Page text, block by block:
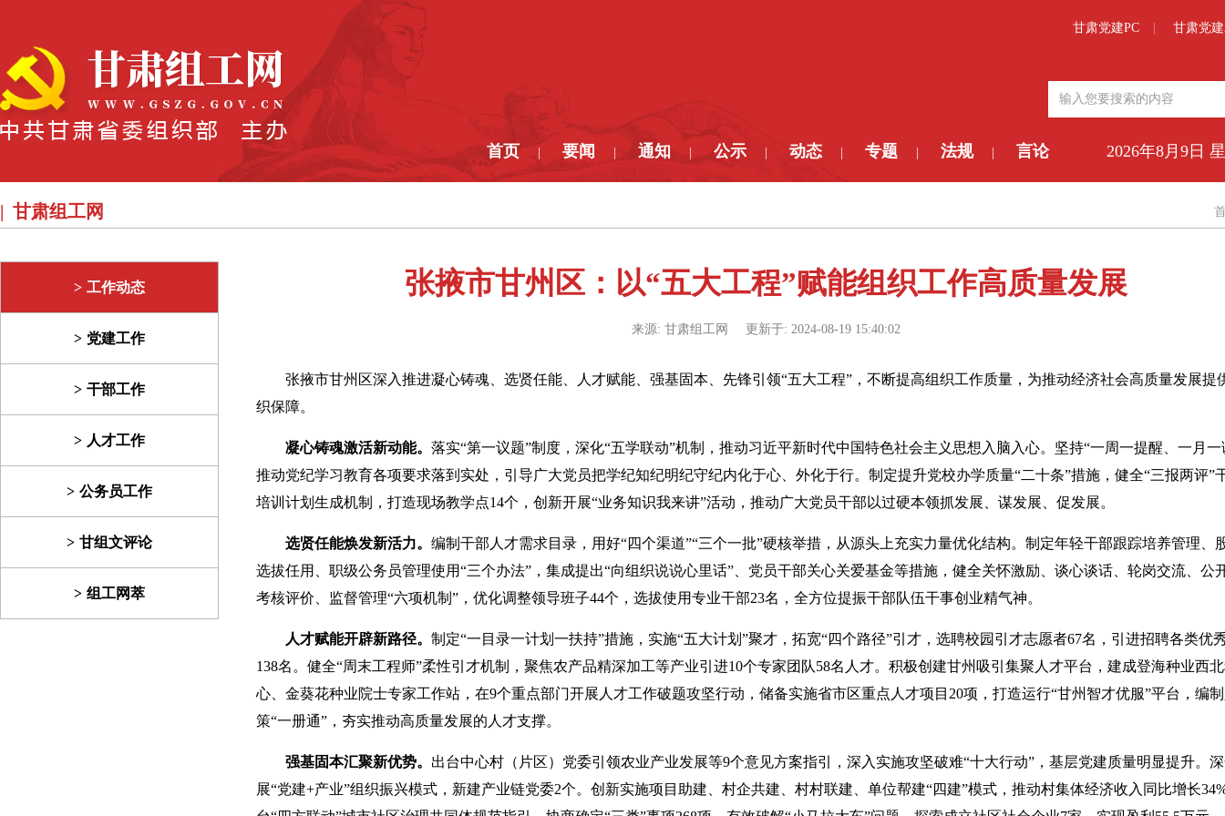
甘肃党建PC 甘肃党
首页 要闻 通知 公示 动态 专题 法规 言论 2026年8月9日
甘肃组工网
工作动态
党建工作
干部工作
人才工作
公务员工作
甘组文评论
组工网萃
张掖市甘州区：以“五大工程”赋能组织工作高质量发展
来源: 甘肃组工网 更新于: 2024-08-19 15:40:02
张掖市甘州区深入推进凝心铸魂、选贤任能、人才赋能、强基固本、先锋引领“五大工程”，不断提高组织工作质量，为推动经济社会高质量发展提
织保障。
凝心铸魂激活新动能。 落实“第一议题”制度，深化“五学联动”机制，推动习近平新时代中国特色社会主义思想入脑入心。坚持“一周一提醒、一月一
推动党纪学习教育各项要求落到实处，引导广大党员把学纪知纪明纪守纪内化于心、外化于行。制定提升党校办学质量“二十条”措施，健全“三报两评”
培训计划生成机制，打造现场教学点14个，创新开展“业务知识我来讲”活动，推动广大党员干部以过硬本领抓发展、谋发展、促发展。
选贤任能焕发新活力。 编制干部人才需求目录，用好“四个渠道”“三个一批”硬核举措，从源头上充实力量优化结构。制定年轻干部跟踪培养管理、
选拔任用、职级公务员管理使用“三个办法”，集成提出“向组织说说心里话”、党员干部关心关爱基金等措施，健全关怀激励、谈心谈话、轮岗交流、公
考核评价、监督管理“六项机制”，优化调整领导班子44个，选拔使用专业干部23名，全方位提振干部队伍干事创业精气神。
人才赋能开辟新路径。 制定“一目录一计划一扶持”措施，实施“五大计划”聚才，拓宽“四个路径”引才，选聘校园引才志愿者67名，引进招聘各类优
138名。健全“周末工程师”柔性引才机制，聚焦农产品精深加工等产业引进10个专家团队58名人才。积极创建甘州吸引集聚人才平台，建成登海种业西
心、金葵花种业院士专家工作站，在9个重点部门开展人才工作破题攻坚行动，储备实施省市区重点人才项目20项，打造运行“甘州智才优服”平台，编
策“一册通”，夯实推动高质量发展的人才支撑。
强基固本汇聚新优势。 出台中心村（片区）党委引领农业产业发展等9个意见方案指引，深入实施攻坚破难“十大行动”，基层党建质量明显提升。
展“党建+产业”组织振兴模式，新建产业链党委2个。创新实施项目助建、村企共建、村村联建、单位帮建“四建”模式，推动村集体经济收入同比增长